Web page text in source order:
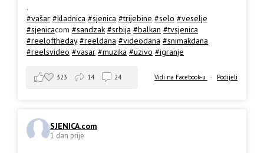
.
#vašar #kladnica #sjenica #trijebine #selo #veselje
#sjenicacom #sandzak #srbija #balkan #tvsjenica
#reeloftheday #reeldana #videodana #snimakdana
#reelsvideo #vasar #muzika #uzivo #igranje
Vidi na Facebook-u · Podijeli
323 14 24
SJENICA.com
1 dan prije